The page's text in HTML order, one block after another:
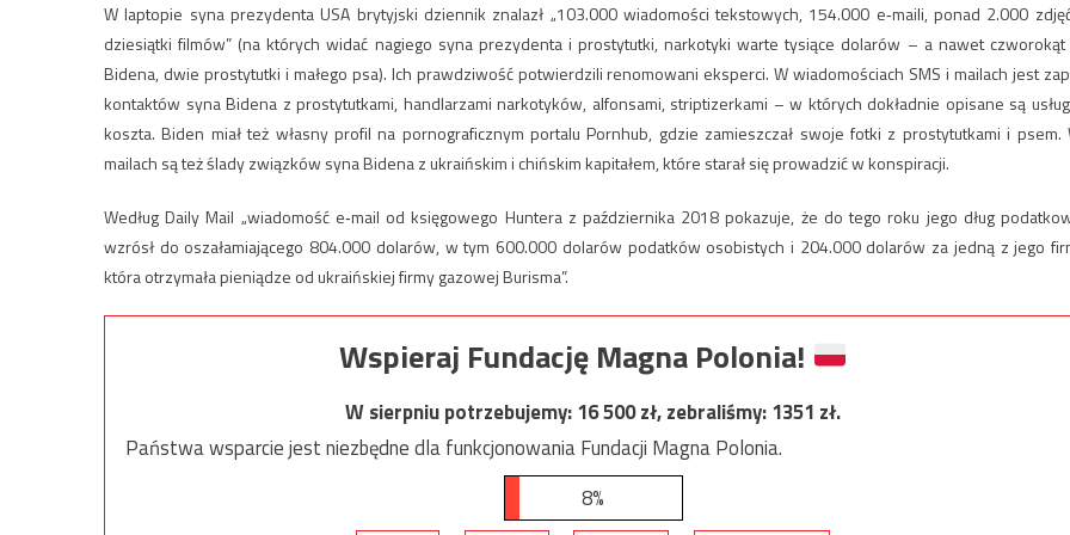
W laptopie syna prezydenta USA brytyjski dziennik znalazł „103.000 wiadomości tekstowych, 154.000 e‑maili, ponad 2.000
dziesiątki filmów” (na których widać nagiego syna prezydenta i prostytutki, narkotyki warte tysiące dolarów – a nawet
Bidena, dwie prostytutki i małego psa). Ich prawdziwość potwierdzili renomowani eksperci. W wiadomościach SMS i mailach jest
kontaktów syna Bidena z prostytutkami, handlarzami narkotyków, alfonsami, striptizerkami – w których dokładnie opisane są
koszta. Biden miał też własny profil na pornograficznym portalu Pornhub, gdzie zamieszczał swoje fotki z prostytutkami i psem.
mailach są też ślady związków syna Bidena z ukraińskim i chińskim kapitałem, które starał się prowadzić w konspiracji.
Według Daily Mail „wiadomość e‑mail od księgowego Huntera z października 2018 pokazuje, że do tego roku jego dług
wzrósł do oszałamiającego 804.000 dolarów, w tym 600.000 dolarów podatków osobistych i 204.000 dolarów za jedną z jego
która otrzymała pieniądze od ukraińskiej firmy gazowej Burisma”.
Wspieraj Fundację Magna Polonia!
W sierpniu potrzebujemy:16 500zł, zebraliśmy:1351 zł.
Państwa wsparcie jest niezbędne dla funkcjonowania Fundacji Magna Polonia.
8%